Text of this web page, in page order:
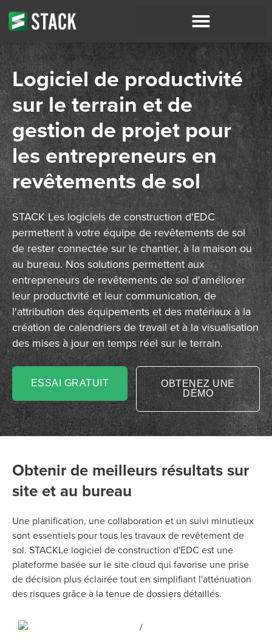
Logiciel de productivité
sur le terrain et de
gestion de projet pour
les entrepreneurs en
revêtements de sol
STACK Les logiciels de construction d'EDC
permettent à votre équipe de revêtements de sol
de rester connectée sur le chantier, à la maison ou
au bureau. Nos solutions permettent aux
entrepreneurs de revêtements de sol d'améliorer
leur productivité et leur communication, de
l'attribution des équipements et des matériaux à la
création de calendriers de travail et à la visualisation
des mises à jour en temps réel sur le terrain.
ESSAI GRATUIT
OBTENEZ UNE
DÉMO
Obtenir de meilleurs résultats sur
site et au bureau
Une planification, une collaboration et un suivi minutieux
sont essentiels pour tous les travaux de revêtement de
sol. STACKLe logiciel de construction d'EDC est une
plateforme basée sur le site cloud qui favorise une prise
de décision plus éclairée tout en simplifiant l'atténuation
des risques grâce à la tenue de dossiers détaillés.